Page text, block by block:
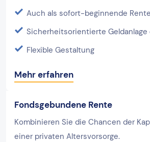
Auch als sofort-beginnende Rente
Sicherheitsorientierte Geldanlage
Flexible Gestaltung
Mehr erfahren
Fondsgebundene Rente
Kombinieren Sie die Chancen der
einer privaten Altersvorsorge.